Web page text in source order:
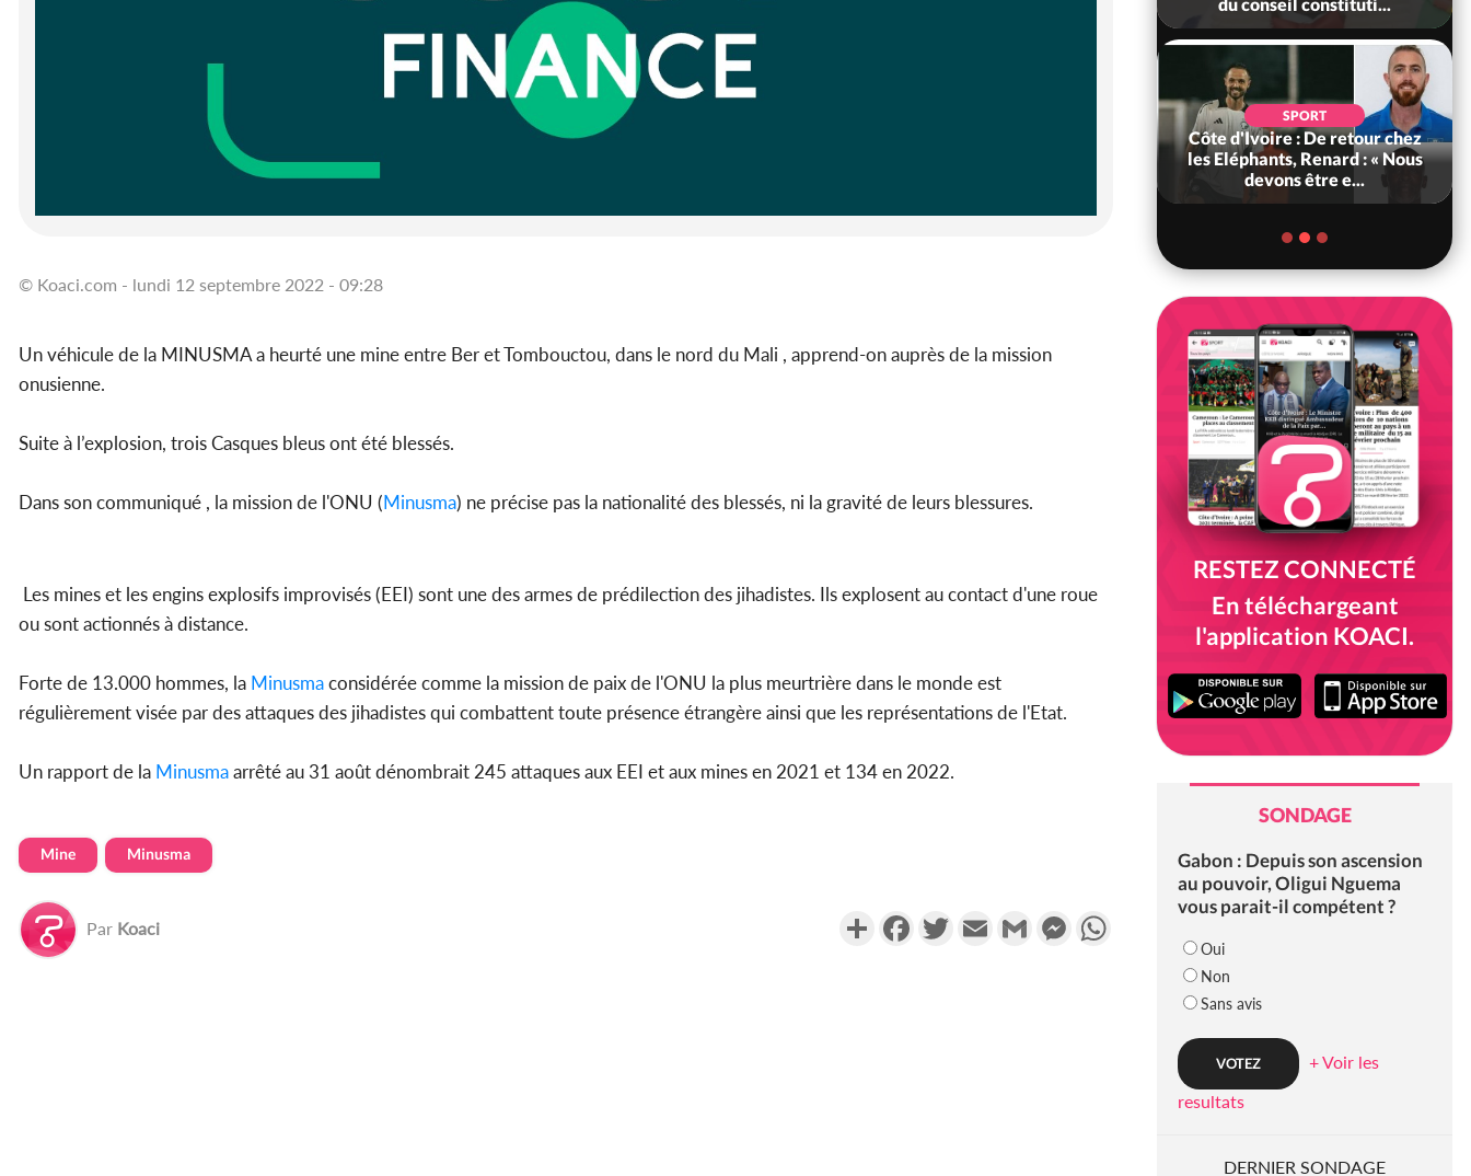
© Koaci.com - lundi 12 septembre 2022 - 09:28
Un véhicule de la MINUSMA a heurté une mine entre Ber et Tombouctou, dans le nord du Mali , apprend-on auprès de la mission
onusienne.
Suite à l’explosion, trois Casques bleus ont été blessés.
Dans son communiqué , la mission de l'ONU (Minusma) ne précise pas la nationalité des blessés, ni la gravité de leurs blessures.
Les mines et les engins explosifs improvisés (EEI) sont une des armes de prédilection des jihadistes. Ils explosent au contact d'une roue
ou sont actionnés à distance.
Forte de 13.000 hommes, la Minusmaconsidérée comme la mission de paix de l'ONU la plus meurtrière dans le monde est
régulièrement visée par des attaques des jihadistes qui combattent toute présence étrangère ainsi que les représentations de l'Etat.
Un rapport de la Minusmaarrêté au 31 août dénombrait 245 attaques aux EEI et aux mines en 2021 et 134 en 2022.
Mine Minusma
Par Koaci PartagerFacebookTwitterEmail Gmail MessengerWhatsApp
SPORT
Côte d'Ivoire : De retour chez
les Eléphants, Renard : « Nous
devons être e...
RESTEZ CONNECTÉ
En téléchargeant
l'application KOACI.
SONDAGE
Gabon : Depuis son ascension
au pouvoir, Oligui Nguema
vous parait-il compétent ?
Oui
Non
Sans avis
+ Voir les
resultats
DERNIER SONDAGE